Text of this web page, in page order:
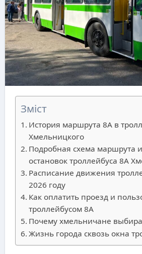
Зміст
История маршрута 8А в
Хмельницкого
Подробная схема маршрута
остановок троллейбуса 8А
Расписание движения
2026 году
Как оплатить проезд и
троллейбусом 8А
Почему хмельничане
Жизнь города сквозь окна